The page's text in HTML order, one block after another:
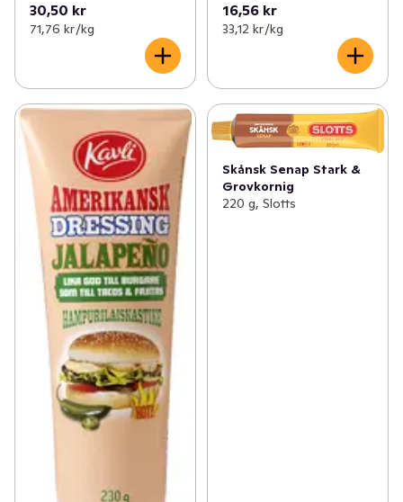
30,50 kr
71,76 kr /kg
16,56 kr
33,12 kr /kg
Skånsk Senap Stark &
Grovkornig
220 g, Slotts